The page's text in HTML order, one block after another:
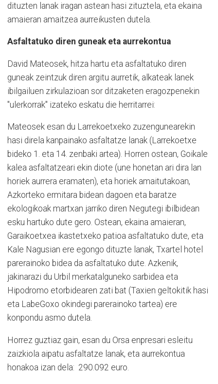
dituzten lanak iragan astean hasi zituztela, eta ekaina
amaieran amaitzea aurreikusten dutela.
Asfaltatuko diren guneak eta aurrekontua
David Mateosek, hitza hartu eta asfaltatuko diren
guneak zeintzuk diren argitu aurretik, alkateak lanek
ibilgailuen zirkulazioan sor ditzaketen eragozpenekin
"ulerkorrak" izateko eskatu die herritarrei:
Mateosek esan du Larrekoetxeko zuzengunearekin
hasi direla kanpainako asfaltatze lanak (Larrekoetxe
bideko 1. eta 14. zenbaki artea). Horren ostean, Goikale
kalea asfaltatzeari ekin diote (une honetan ari dira lan
horiek aurrera eramaten), eta horiek amaitutakoan,
Azkorteko ermitara bidean dagoen eta baratze
ekologikoak martxan jarriko diren Negutegi ibilbidean
esku hartuko dute gero. Ostean, ekaina amaieran,
Garaikoetxea ikastetxeko patioa asfaltatuko dute, eta
Kale Nagusian ere egongo dituzte lanak, Txartel hotel
parerainoko bidea da asfaltatuko dute. Azkenik,
jakinarazi du Urbil merkatalguneko sarbidea eta
Hipodromo etorbidearen zati bat (Taxien geltokitik hasi
eta LabeGoxo okindegi parerainoko tartea) ere
konpondu asmo dutela.
Horrez guztiaz gain, esan du Orsa enpresari esleitu
zaizkiola aipatu asfaltatze lanak, eta aurrekontua
honakoa izan dela: 290.092 euro.